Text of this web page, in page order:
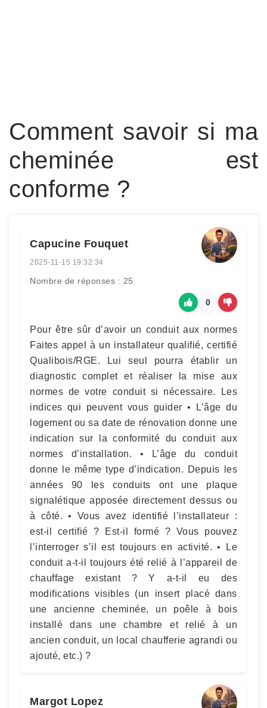
Comment savoir si ma
cheminée est
conforme ?
Capucine Fouquet
2025-11-15 19:32:34
Nombre de réponses : 25
0
Pour être sûr d’avoir un conduit aux normes
Faites appel à un installateur qualifié, certifié
Qualibois/RGE. Lui seul pourra établir un
diagnostic complet et réaliser la mise aux
normes de votre conduit si nécessaire. Les
indices qui peuvent vous guider • L’âge du
logement ou sa date de rénovation donne une
indication sur la conformité du conduit aux
normes d’installation. • L’âge du conduit
donne le même type d’indication. Depuis les
années 90 les conduits ont une plaque
signalétique apposée directement dessus ou
à côté. • Vous avez identifié l’installateur :
est-il certifié ? Est-il formé ? Vous pouvez
l’interroger s’il est toujours en activité. • Le
conduit a-t-il toujours été relié à l’appareil de
chauffage existant ? Y a-t-il eu des
modifications visibles (un insert placé dans
une ancienne cheminée, un poêle à bois
installé dans une chambre et relié à un
ancien conduit, un local chaufferie agrandi ou
ajouté, etc.) ?
Margot Lopez